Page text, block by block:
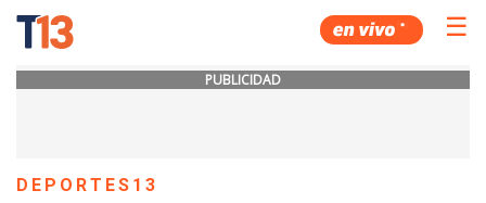
☰
PUBLICIDAD
DEPORTES13